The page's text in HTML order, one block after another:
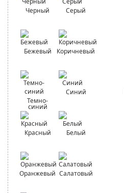
Черный Серый
Бежевый Коричневый
Темно-
синий
Синий
Красный Белый
Оранжевый Салатовый